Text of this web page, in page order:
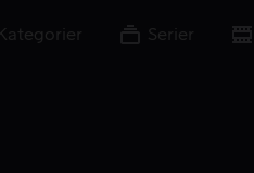
Kategorier Serier